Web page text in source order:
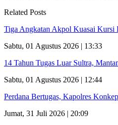
Related Posts
Tiga Angkatan Akpol Kuasai Kursi
Sabtu, 01 Agustus 2026 | 13:33
14 Tahun Tugas Luar Sultra,
Sabtu, 01 Agustus 2026 | 12:44
Perdana Bertugas, Kapolres
Jumat, 31 Juli 2026 | 20:09